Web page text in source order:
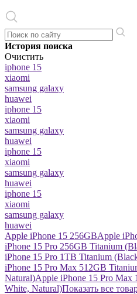
История поиска
Очистить
iphone 15
xiaomi
samsung galaxy
huawei
iphone 15
xiaomi
samsung galaxy
huawei
iphone 15
xiaomi
samsung galaxy
huawei
iphone 15
xiaomi
samsung galaxy
huawei
Apple iPhone 15 256GBApple
iPhone 15 Pro 256GB Titanium
iPhone 15 Pro 1TB Titanium
iPhone 15 Pro Max 512GB
Natural)Apple iPhone 15 Pro
White, Natural)Показать все